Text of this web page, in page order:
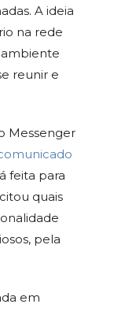
A ideia
na rede
ambiente
reunir e
Messenger
feita para
quais
pela
em